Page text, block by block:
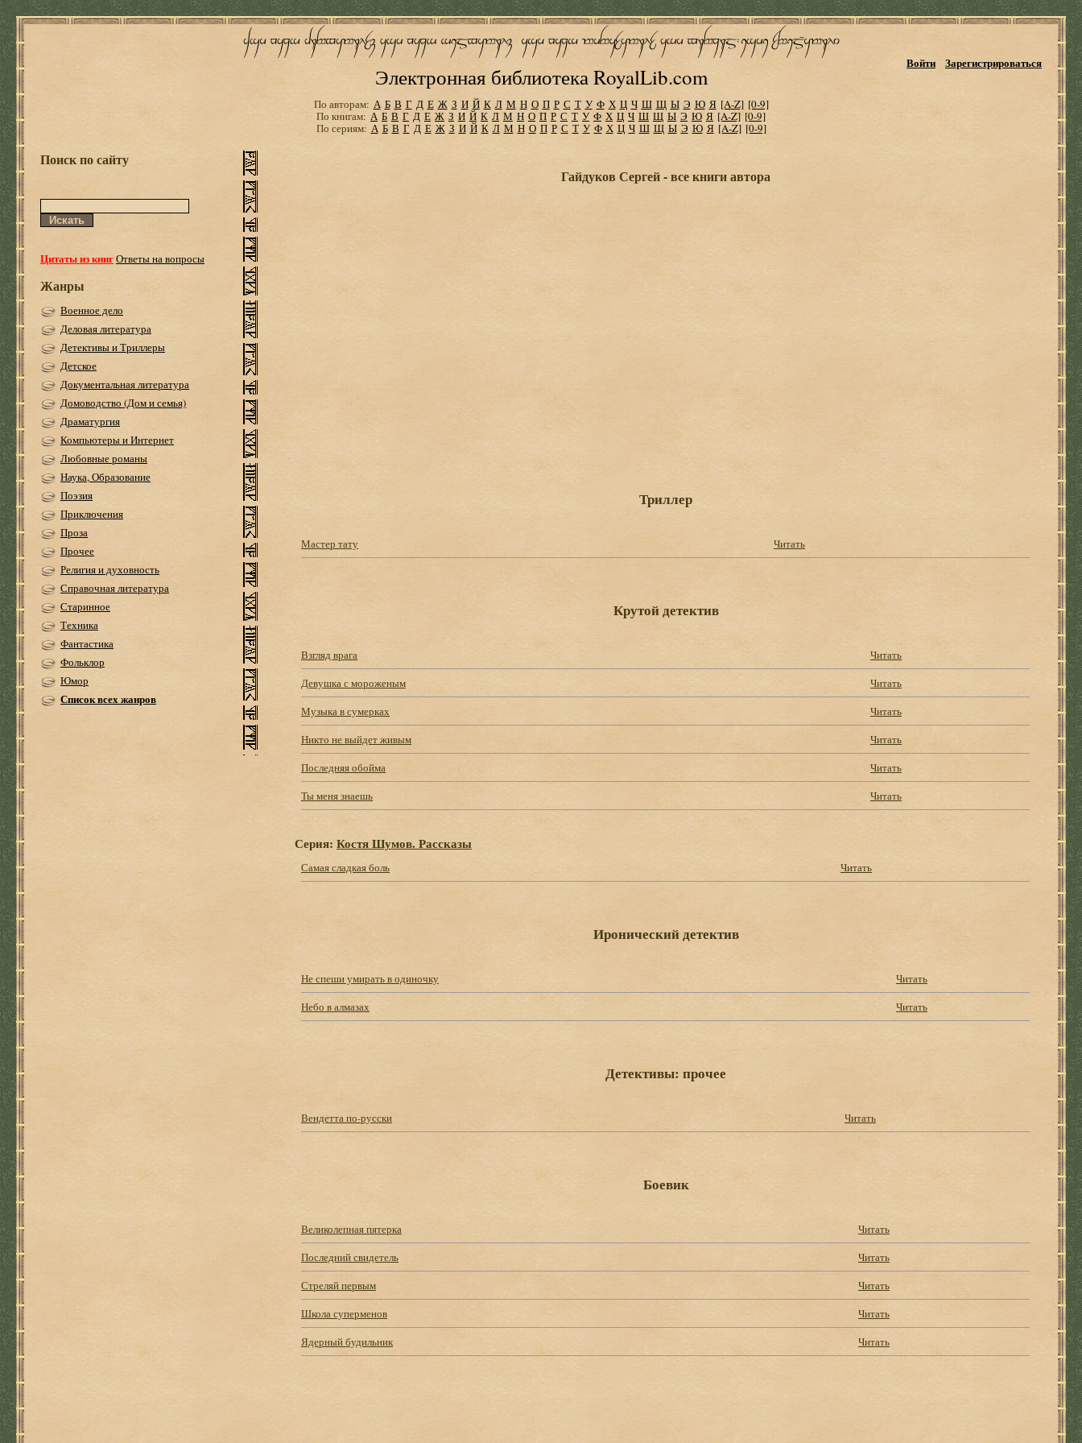
Электронная библиотека RoyalLib.com
Войти Зарегистрироваться
По авторам: А Б В Г Д Е Ж З И Й К Л М Н О П Р С Т У Ф Х Ц Ч Ш Щ Ы Э Ю Я [A-Z] [0-9]
По книгам: А Б В Г Д Е Ж З И Й К Л М Н О П Р С Т У Ф Х Ц Ч Ш Щ Ы Э Ю Я [A-Z] [0-9]
По сериям: А Б В Г Д Е Ж З И Й К Л М Н О П Р С Т У Ф Х Ц Ч Ш Щ Ы Э Ю Я [A-Z] [0-9]
Поиск по сайту
Цитаты из книгОтветы на вопросы
Жанры
Военное дело
Деловая литература
Детективы и Триллеры
Детское
Документальная литература
Домоводство (Дом и семья)
Драматургия
Компьютеры и Интернет
Любовные романы
Наука, Образование
Поэзия
Приключения
Проза
Прочее
Религия и духовность
Справочная литература
Старинное
Техника
Фантастика
Фольклор
Юмор
Список всех жанров
Гайдуков Сергей - все книги автора
Триллер
Мастер тату Читать
Крутой детектив
Взгляд врага
Читать
Девушка с мороженым
Читать
Музыка в сумерках
Читать
Никто не выйдет живым
Читать
Последняя обойма
Читать
Ты меня знаешь
Читать
Серия: Костя Шумов. Рассказы
Самая сладкая боль Читать
Иронический детектив
Не спеши умирать в одиночку
Читать
Небо в алмазах
Читать
Детективы: прочее
Вендетта по-русски Читать
Боевик
Великолепная пятерка
Читать
Последний свидетель
Читать
Стреляй первым
Читать
Школа суперменов
Читать
Ядерный будильник
Читать